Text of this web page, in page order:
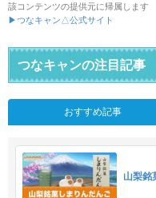
該コンテンツの提供元に帰属します
▶つなキャン△公式サイト
つなキャンの注目記事
おすすめ記事
山梨銘